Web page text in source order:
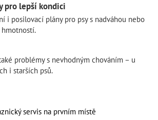
pro lepší kondici
i posilovací plány pro psy s nadváhou nebo
problémy s nevhodným chováním – u
i starších psů.
servis na prvním místě